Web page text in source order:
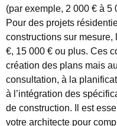
(par exemple, 2 000 € à 5
Pour des projets
constructions sur mesure,
€, 15 000 € ou plus. Ces
création des plans mais
consultation, à la
à l’intégration des
de construction. Il est
votre architecte pour